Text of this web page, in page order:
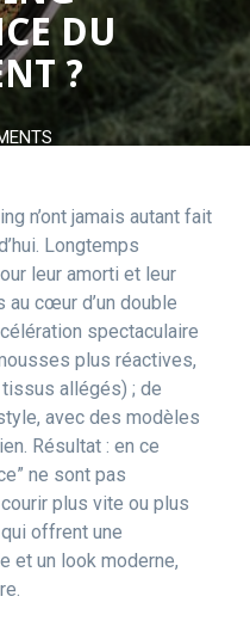
DU
?
n’ont jamais autant fait
Longtemps
leur amorti et leur
cœur d’un double
spectaculaire
plus réactives,
allégés) ; de
avec des modèles
Résultat : en ce
ne sont pas
plus vite ou plus
offrent une
et un look moderne,